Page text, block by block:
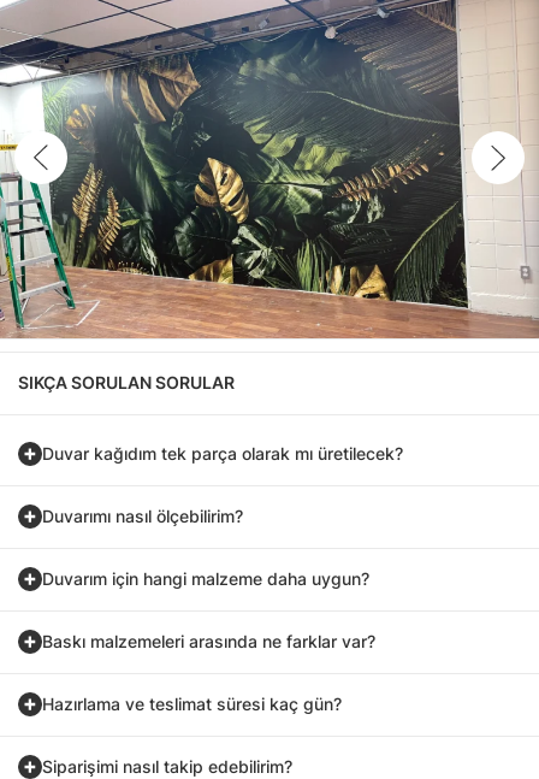
SIKÇA SORULAN SORULAR
Duvar kağıdım tek parça olarak mı üretilecek?
Duvarımı nasıl ölçebilirim?
Duvarım için hangi malzeme daha uygun?
Baskı malzemeleri arasında ne farklar var?
Hazırlama ve teslimat süresi kaç gün?
Siparişimi nasıl takip edebilirim?